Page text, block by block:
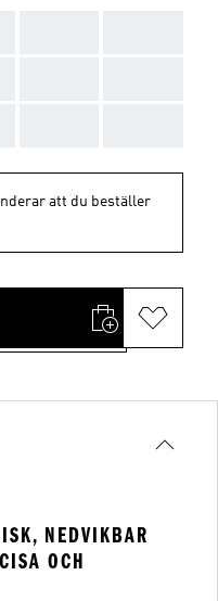
att du beställer
NEDVIKBAR
OCH